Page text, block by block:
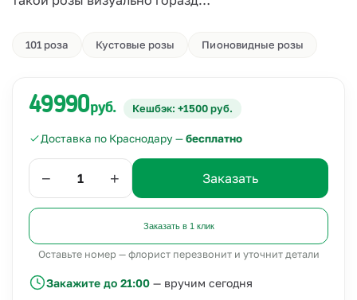
101 роза Кустовые розы Пионовидные розы
49990руб. Кешбэк: +1500 руб.
Доставка по Краснодару —бесплатно
− + Заказать
Заказать в 1 клик
Оставьте номер — флорист перезвонит и уточнит детали
Закажите до 21:00 — вручим сегодня